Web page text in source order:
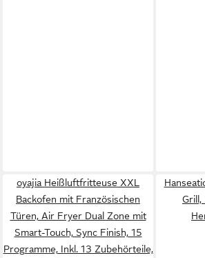
oyajia Heißluftfritteuse XXL
Backofen mit Französischen
Türen, Air Fryer Dual Zone mit
Smart-Touch, Sync Finish, 15
Programme, Inkl. 13 Zubehörteile,
Grill,